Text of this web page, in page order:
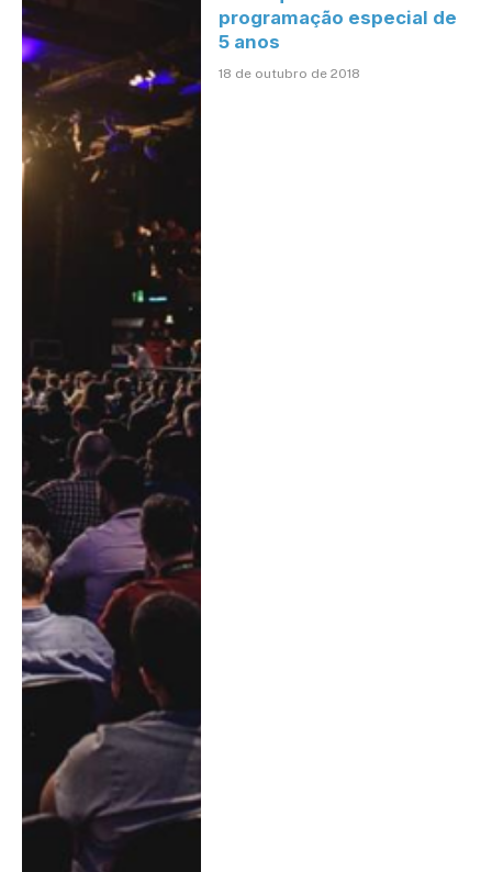
programação especial de
5 anos
18 de outubro de 2018